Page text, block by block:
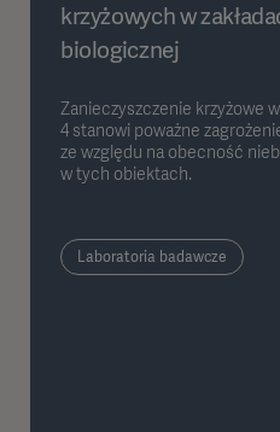
krzyżowych w
biologicznej
Zanieczyszczenie krzyżowe
4 stanowi poważne
ze względu na obecność
w tych obiektach.
Laboratoria badawcze